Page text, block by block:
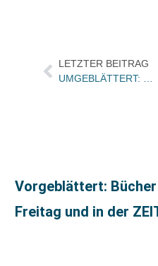
LETZTER BEITRAG
Vorgeblättert:
Freitag und in der